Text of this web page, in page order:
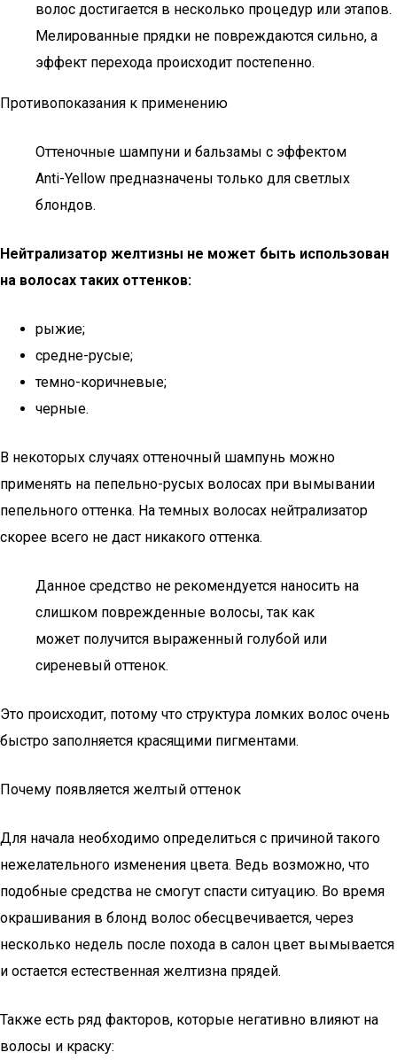
волос достигается в несколько процедур или этапов.
Мелированные прядки не повреждаются сильно, а
эффект перехода происходит постепенно.
Противопоказания к применению
Оттеночные шампуни и бальзамы с эффектом
Anti-Yellow предназначены только для светлых
блондов.
Нейтрализатор желтизны не может быть использован
на волосах таких оттенков:
рыжие;
средне-русые;
темно-коричневые;
черные.
В некоторых случаях оттеночный шампунь можно
применять на пепельно-русых волосах при вымывании
пепельного оттенка. На темных волосах нейтрализатор
скорее всего не даст никакого оттенка.
Данное средство не рекомендуется наносить на
слишком поврежденные волосы, так как
может получится выраженный голубой или
сиреневый оттенок.
Это происходит, потому что структура ломких волос очень
быстро заполняется красящими пигментами.
Почему появляется желтый оттенок
Для начала необходимо определиться с причиной такого
нежелательного изменения цвета. Ведь возможно, что
подобные средства не смогут спасти ситуацию. Во время
окрашивания в блонд волос обесцвечивается, через
несколько недель после похода в салон цвет вымывается
и остается естественная желтизна прядей.
Также есть ряд факторов, которые негативно влияют на
волосы и краску: